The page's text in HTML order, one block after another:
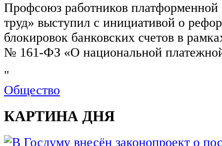
Профсоюз работников
труд» выступил с инициативой о
блокировок банковских счетов в
№ 161-ФЗ «О национальной
"
Общество
КАРТИНА ДНЯ